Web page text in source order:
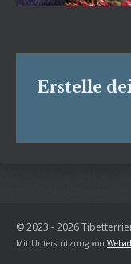
Erstelle
© 2023 - 2026
Mit Unterstützung von